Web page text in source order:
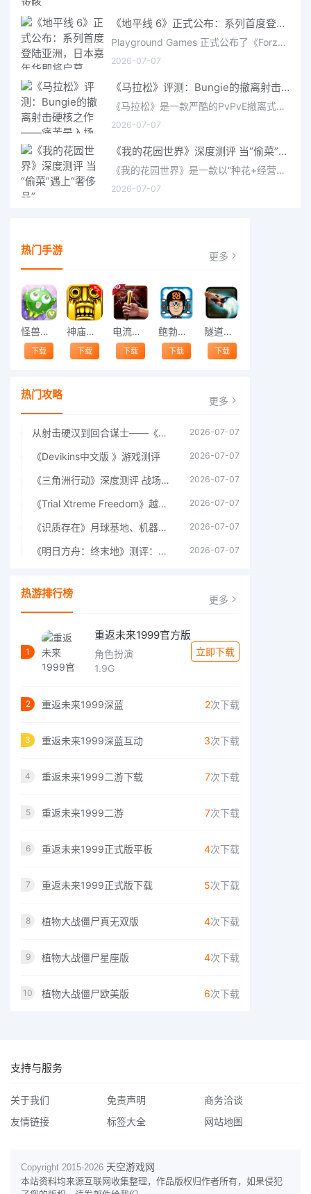
《地平线 6》正式公布：系列首度登陆亚洲，日本嘉年华即将启幕
Playground Games 正式公布了《Forza Horizon 6》，这次备受赞誉的地平线嘉年华将首次驶入亚洲，落户日本。玩家
2026-07-07
《马拉松》评测：Bungie的撤离射击硬核之作——痛苦是入场券，回报是顶级的
《马拉松》是一款严酷的PvPvE撤离式射击游戏，现已登陆PS5、Xbox Series X/S和PC。它继承了Bungie上世纪90年
2026-07-07
《我的花园世界》深度测评 当“偷菜”遇上“奢侈品”
《我的花园世界》是一款以“种花+经营+社交”为核心的模拟经营类手游。游戏将玩家置于一个古风花园环境中，扮
2026-07-07
热门手游 更多
怪兽跳跃
下载
神庙逃亡中文版
下载
电流急急棒
下载
鲍勃的梦境
下载
隧道逃脱
下载
热门攻略 更多
从射击硬汉到回合谋士——《战争机器：战略版》如何演绎另一位猛男的传奇 2026-07-07
《Devikins中文版 》游戏测评 2026-07-07
《三角洲行动》深度测评 战场上的野心与裂痕 2026-07-07
《Trial Xtreme Freedom》越野摩托车测评总结 2026-07-07
《识质存在》月球基地、机器人女孩多年来最佳射击游戏 2026-07-07
《明日方舟：终末地》测评：于荒芜之中，重建文明 2026-07-07
热游排行榜 更多
1
重返未来1999官方版
角色扮演
1.9G
立即下载
2 重返未来1999深蓝 2次下载
3 重返未来1999深蓝互动 3次下载
4 重返未来1999二游下载 7次下载
5 重返未来1999二游 7次下载
6 重返未来1999正式版平板 4次下载
7 重返未来1999正式版下载 5次下载
8 植物大战僵尸真无双版 4次下载
9 植物大战僵尸星座版 4次下载
10 植物大战僵尸欧美版 6次下载
支持与服务
关于我们 免责声明
商务洽谈
友情链接
标签大全 网站地图
Copyright 2015-2026 天空游戏网
本站资料均来源互联网收集整理，作品版权归作者所有，如果侵犯